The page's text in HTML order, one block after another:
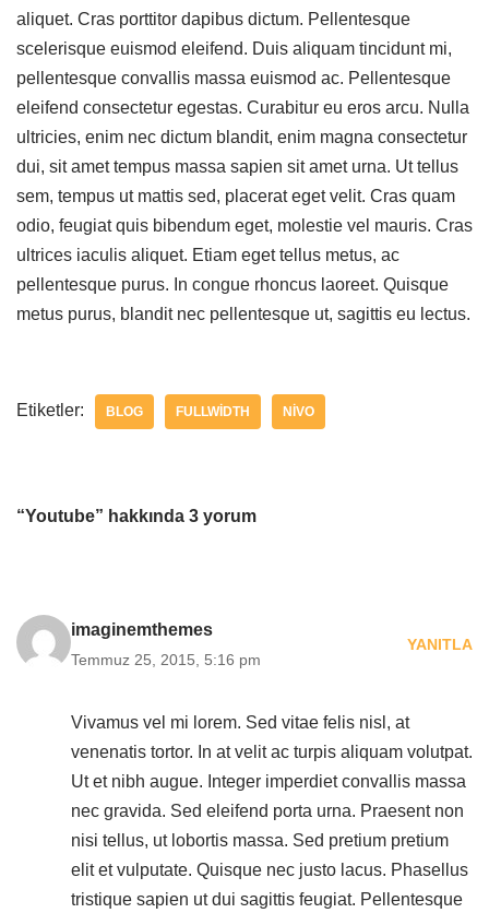
aliquet. Cras porttitor dapibus dictum. Pellentesque
scelerisque euismod eleifend. Duis aliquam tincidunt mi,
pellentesque convallis massa euismod ac. Pellentesque
eleifend consectetur egestas. Curabitur eu eros arcu. Nulla
ultricies, enim nec dictum blandit, enim magna consectetur
dui, sit amet tempus massa sapien sit amet urna. Ut tellus
sem, tempus ut mattis sed, placerat eget velit. Cras quam
odio, feugiat quis bibendum eget, molestie vel mauris. Cras
ultrices iaculis aliquet. Etiam eget tellus metus, ac
pellentesque purus. In congue rhoncus laoreet. Quisque
metus purus, blandit nec pellentesque ut, sagittis eu lectus.
Etiketler: BLOG FULLWIDTH NIVO
“Youtube” hakkında 3 yorum
imaginemthemes
Temmuz 25, 2015, 5:16 pm
YANITLA
Vivamus vel mi lorem. Sed vitae felis nisl, at
venenatis tortor. In at velit ac turpis aliquam volutpat.
Ut et nibh augue. Integer imperdiet convallis massa
nec gravida. Sed eleifend porta urna. Praesent non
nisi tellus, ut lobortis massa. Sed pretium pretium
elit et vulputate. Quisque nec justo lacus. Phasellus
tristique sapien ut dui sagittis feugiat. Pellentesque